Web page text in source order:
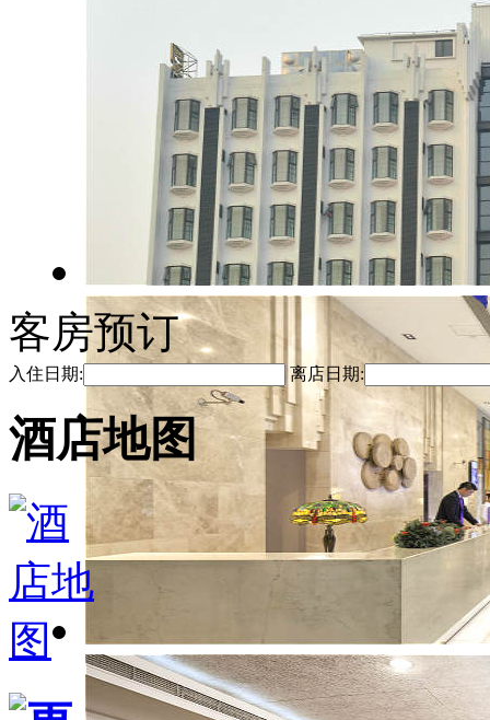
客房预订
入住日期: 离店日期:
酒店地图